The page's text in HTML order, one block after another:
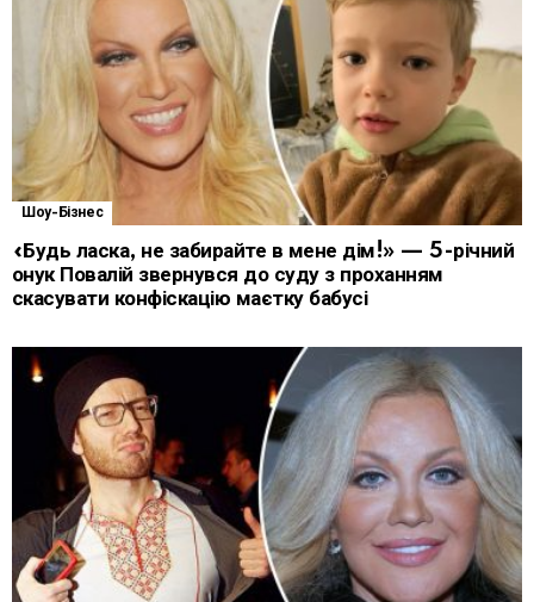
Шоу-Бізнес
«Будь ласка, не забирайте в мене дім!» — 5-річний
онук Повалій звернувся до суду з проханням
скасувати конфіскацію маєтку бабусі